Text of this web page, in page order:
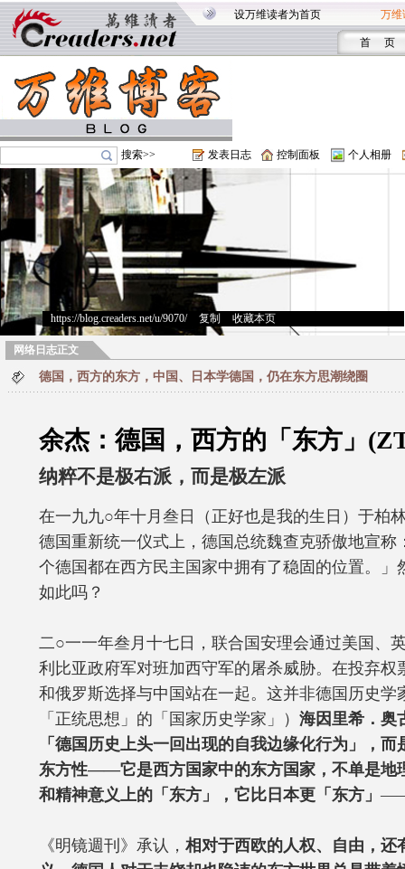
设万维读者为首页 万维
首 页
搜索>> 发表日志 控制面板 个人相册
https://blog.creaders.net/u/9070/> 复制 收藏本页
网络日志正文
德国，西方的东方，中国、日本学德国，仍在东方思潮绕圈
余杰：德国，西方的「东方」
纳粹不是极右派，而是极左派
在一九九○年十月叁日（正好也是我的生日）于柏
德国重新统一仪式上，德国总统魏查克骄傲地宣称
个德国都在西方民主国家中拥有了稳固的位置。」
如此吗？
二○一一年叁月十七日，联合国安理会通过美国、
利比亚政府军对班加西守军的屠杀威胁。在投弃权
和俄罗斯选择与中国站在一起。这并非德国历史学
「正统思想」的「国家历史学家」） 海因里希．奥
「德国历史上头一回出现的自我边缘化行为」，
东方性——它是西方国家中的东方国家，不单是地
和精神意义上的「东方」，它比日本更「东方」
《明镜週刊》承认， 相对于西欧的人权、自由，还